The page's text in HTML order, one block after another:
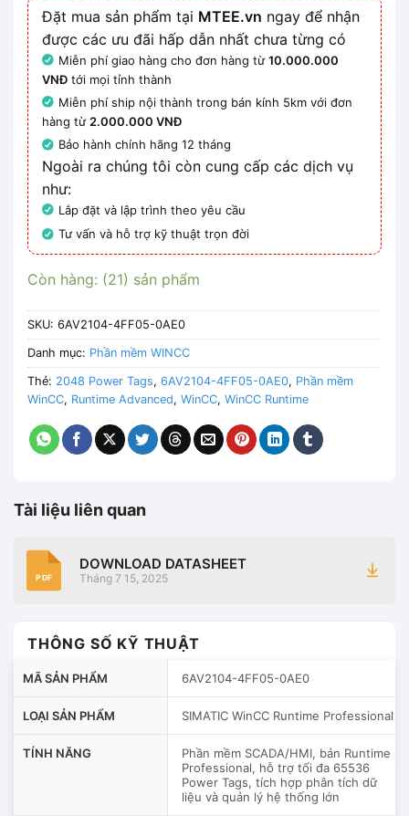
Đặt mua sản phẩm tại MTEE.vn ngay để nhận
được các ưu đãi hấp dẫn nhất chưa từng có
Miễn phí giao hàng cho đơn hàng từ10.000.000
VNĐ tới mọi tỉnh thành
Miễn phí ship nội thành trong bán kính 5km với đơn
hàng từ2.000.000 VNĐ
Bảo hành chính hãng 12 tháng
Ngoài ra chúng tôi còn cung cấp các dịch vụ
như:
Lắp đặt và lập trình theo yêu cầu
Tư vấn và hỗ trợ kỹ thuật trọn đời
Còn hàng: (21) sản phẩm
SKU: 6AV2104-4FF05-0AE0
Danh mục: Phần mềm WINCC
Thẻ: 2048 Power Tags, 6AV2104-4FF05-0AE0, Phần mềm
WinCC, Runtime Advanced, WinCC, WinCC Runtime
Tài liệu liên quan
PDF
DOWNLOAD DATASHEET
Tháng 7 15, 2025
THÔNG SỐ KỸ THUẬT
MÃ SẢN PHẨM 6AV2104-4FF05-0AE0
LOẠI SẢN PHẨM SIMATIC WinCC Runtime Professional
TÍNH NĂNG
Phần mềm SCADA/HMI, bản Runtime
Professional, hỗ trợ tối đa 65536
Power Tags, tích hợp phân tích dữ
liệu và quản lý hệ thống lớn